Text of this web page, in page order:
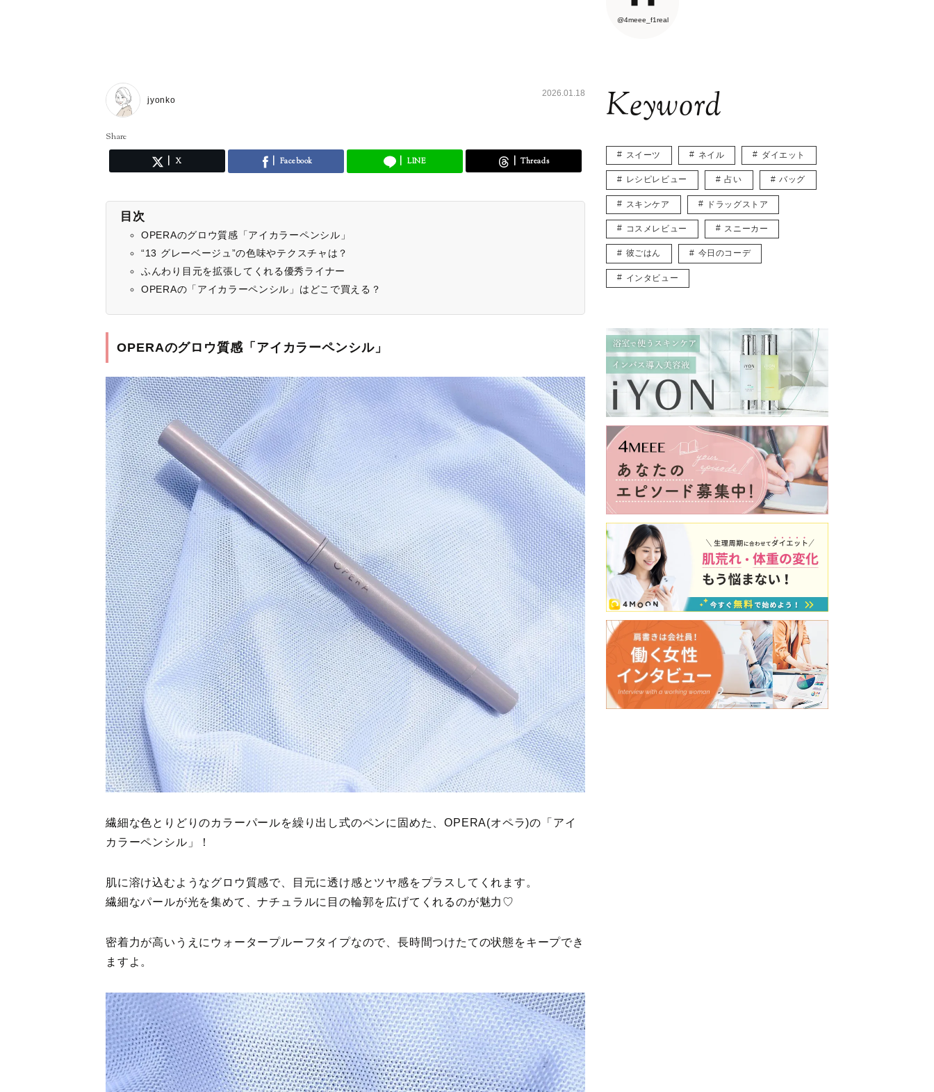
jyonko
2026.01.18
Share
X Facebook LINE Threads
目次
OPERAのグロウ質感「アイカラーペンシル」
“13 グレーベージュ”の色味やテクスチャは？
ふんわり目元を拡張してくれる優秀ライナー
OPERAの「アイカラーペンシル」はどこで買える？
OPERAのグロウ質感「アイカラーペンシル」
繊細な色とりどりのカラーパールを繰り出し式のペンに固めた、OPERA(オペラ)の「アイ
カラーペンシル」！
肌に溶け込むようなグロウ質感で、目元に透け感とツヤ感をプラスしてくれます。
繊細なパールが光を集めて、ナチュラルに目の輪郭を広げてくれるのが魅力♡
密着力が高いうえにウォータープルーフタイプなので、長時間つけたての状態をキープでき
ますよ。
@4meee_f1real
Keyword
スイーツ ネイル ダイエット
レシピレビュー 占い バッグ
スキンケア ドラッグストア
コスメレビュー スニーカー
彼ごはん 今日のコーデ
インタビュー